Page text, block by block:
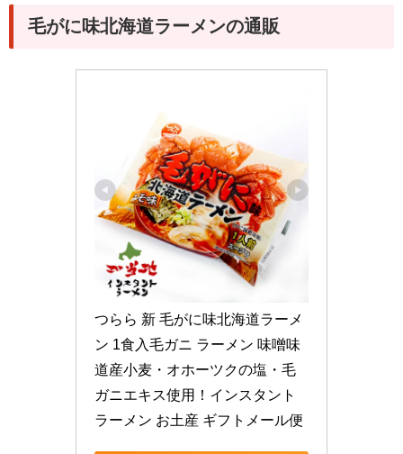
毛がに味北海道ラーメンの通販
つらら 新 毛がに味北海道ラーメ
ン 1食入毛ガニ ラーメン 味噌味
道産小麦・オホーツクの塩・毛
ガニエキス使用！インスタント
ラーメン お土産 ギフトメール便